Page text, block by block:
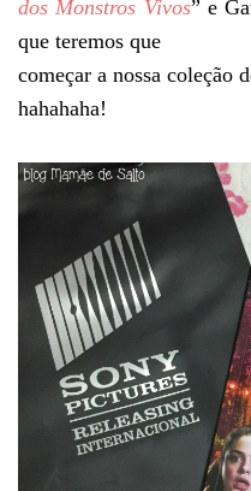
dos Monstros Vivos” e
que teremos que
começar a nossa coleção
hahahaha!